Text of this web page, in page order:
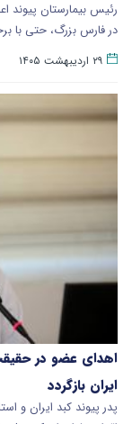
رئیس بیمارستان پیوند
در فارس بزرگ، حتی با
۲۹ اردیبهشت ۱۴۰۵
اهدای عضو در
ایران بازگردد
پدر پیوند کبد ایران و